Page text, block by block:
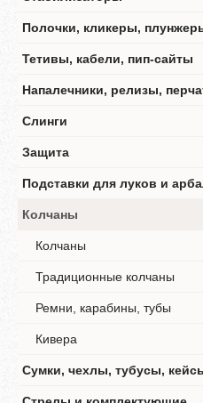
Полочки, кликеры,
Тетивы, кабели, пип-сайты
Напалечники, релизы,
Слинги
Защита
Подставки для луков и
Колчаны
Колчаны
Традиционные колчаны
Ремни, карабины, тубы
Кивера
Сумки, чехлы, тубусы,